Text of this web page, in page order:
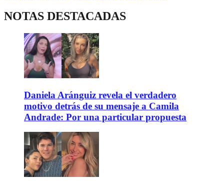
NOTAS DESTACADAS
Daniela Aránguiz revela el verdadero
motivo detrás de su mensaje a Camila
Andrade: Por una particular propuesta